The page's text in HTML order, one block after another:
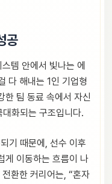
공
템 안에서 빛나는 에
다 해내는 1인 기업형
한 팀 동료 속에서 자신
화되는 구조입니다.
기 때문에, 선수 이후
게 이동하는 흐름이 나
환한 커리어는, “혼자